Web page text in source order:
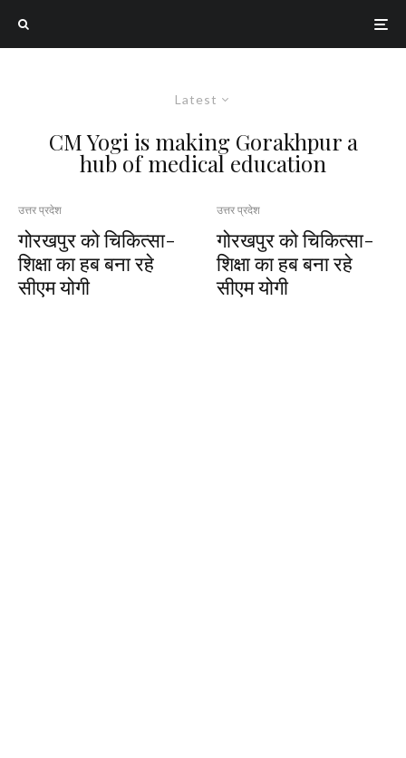
Latest
CM Yogi is making Gorakhpur a
hub of medical education
उत्तर प्रदेश
गोरखपुर को चिकित्सा-
शिक्षा का हब बना रहे
सीएम योगी
उत्तर प्रदेश
गोरखपुर को चिकित्सा-
शिक्षा का हब बना रहे
सीएम योगी